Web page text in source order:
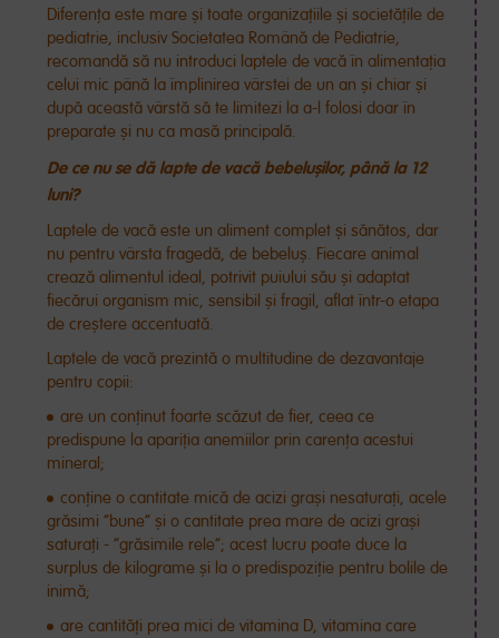
Diferența este mare și toate organizațiile și societățile de
pediatrie, inclusiv Societatea Română de Pediatrie,
recomandă să nu introduci laptele de vacă în alimentația
celui mic până la împlinirea vârstei de un an și chiar și
după această vârstă să te limitezi la a-l folosi doar în
preparate și nu ca masă principală.
De ce nu se dă lapte de vacă bebelușilor, până la 12
luni?
Laptele de vacă este un aliment complet și sănătos, dar
nu pentru vârsta fragedă, de bebeluș. Fiecare animal
crează alimentul ideal, potrivit puiului său și adaptat
fiecărui organism mic, sensibil și fragil, aflat într-o etapa
de creștere accentuată.
Laptele de vacă prezintă o multitudine de dezavantaje
pentru copii:
are un conținut foarte scăzut de fier, ceea ce
predispune la apariția anemiilor prin carența acestui
mineral;
conține o cantitate mică de acizi grași nesaturați, acele
grăsimi ”bune” și o cantitate prea mare de acizi grași
saturați - ”grăsimile rele”; acest lucru poate duce la
surplus de kilograme și la o predispoziție pentru bolile de
inimă;
are cantități prea mici de vitamina D, vitamina care